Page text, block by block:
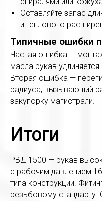
Оставляйте запас
и теплового
Типичные ошибки
Частая ошибка —
масла рукав
Вторая ошибка —
радиуса, вызывающий
закупорку магистрали.
Итоги
РВД 1500 — рукав
с рабочим давлением
типа конструкции.
резьбовому стандарту.